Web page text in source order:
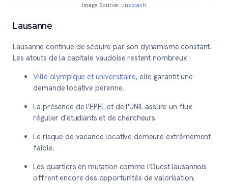
Image Source: unsplash
Lausanne
Lausanne continue de séduire par son dynamisme constant.
Les atouts de la capitale vaudoise restent nombreux :
Ville olympique et universitaire, elle garantit une
demande locative pérenne.
La présence de l'EPFL et de l'UNIL assure un flux
régulier d'étudiants et de chercheurs.
Le risque de vacance locative demeure extrêmement
faible.
Les quartiers en mutation comme l'Ouest lausannois
offrent encore des opportunités de valorisation.